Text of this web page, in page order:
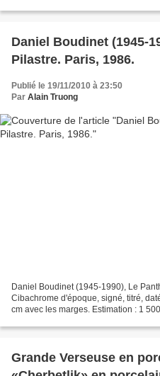
Daniel Boudinet (1945-
Pilastre. Paris, 1986.
Publié le 19/11/2010 à 23:50
Par Alain Truong
Daniel Boudinet (1945-1990), Le
Cibachrome d'époque, signé, titré,
cm avec les marges. Estimation : 1
Grande Verseuse en